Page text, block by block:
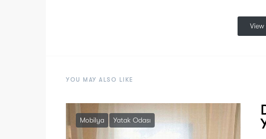
YOU MAY ALSO LIKE
Mobilya Yatak Odası